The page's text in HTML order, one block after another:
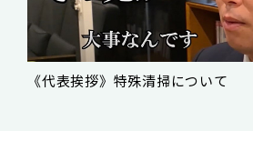
《代表挨拶》事故物件買取について